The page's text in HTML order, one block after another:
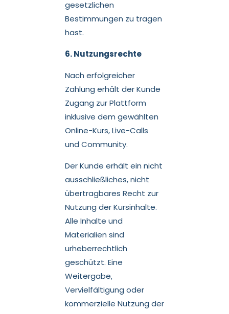
gesetzlichen
Bestimmungen zu tragen
hast.
6. Nutzungsrechte
Nach erfolgreicher
Zahlung erhält der Kunde
Zugang zur Plattform
inklusive dem gewählten
Online-Kurs, Live-Calls
und Community.
Der Kunde erhält ein nicht
ausschließliches, nicht
übertragbares Recht zur
Nutzung der Kursinhalte.
Alle Inhalte und
Materialien sind
urheberrechtlich
geschützt. Eine
Weitergabe,
Vervielfältigung oder
kommerzielle Nutzung der